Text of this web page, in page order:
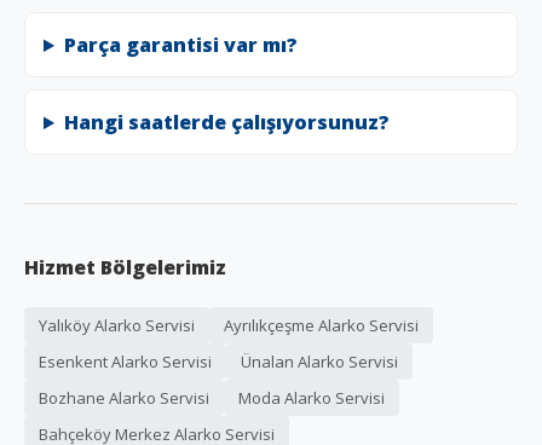
Parça garantisi var mı?
Hangi saatlerde çalışıyorsunuz?
Hizmet Bölgelerimiz
Yalıköy Alarko Servisi
Ayrılıkçeşme Alarko Servisi
Esenkent Alarko Servisi
Ünalan Alarko Servisi
Bozhane Alarko Servisi
Moda Alarko Servisi
Bahçeköy Merkez Alarko Servisi